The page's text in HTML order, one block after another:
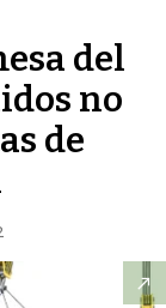
del
no
de